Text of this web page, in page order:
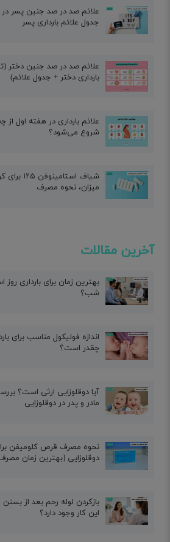
علائم صد در صد جنین پسر در
جدول علائم بارداری پسر
علائم صد در صد جنین دختر
بارداری دختر + جدول علائم)
علائم بارداری در هفته اول از
شروع می‌شود؟
شیاف
میزان، نحوه مصرف
آخرین مقالات
بهترین زمان برای بارداری روز
شب؟
اندازه فولیکول مناسب برای
چقدر است؟
آیا دوقلوزایی ارثی است؟
مادر و پدر در دوقلوزایی
نحوه مصرف قرص کلومیفن
دوقلوزایی [بهترین زمان
بازکردن لوله رحم بعد از بستن
این کار وجود دارد؟